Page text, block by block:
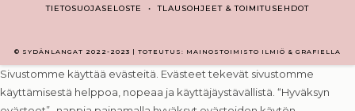
TIETOSUOJASELOSTE •TLAUSOHJEET & TOIMITUSEHDOT
© SYDÄNLANGAT 2022-2023 | TOTEUTUS: MAINOSTOIMISTO ILMIÖ & GRAFIELLA
Sivustomme käyttää evästeitä. Evästeet tekevät sivustomme
käyttämisestä helppoa, nopeaa ja käyttäjäystävällistä. “Hyväksyn